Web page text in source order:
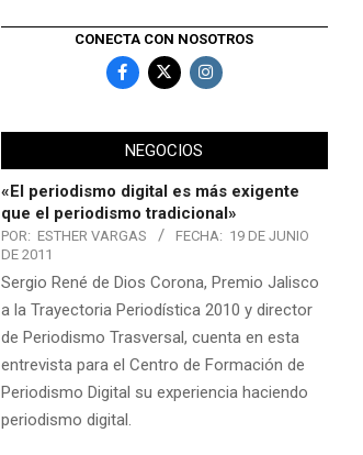
CONECTA CON NOSOTROS
NEGOCIOS
«El periodismo digital es más exigente
que el periodismo tradicional»
POR: ESTHER VARGAS FECHA: 19 DE JUNIO
DE 2011
Sergio René de Dios Corona, Premio Jalisco
a la Trayectoria Periodística 2010 y director
de Periodismo Trasversal, cuenta en esta
entrevista para el Centro de Formación de
Periodismo Digital su experiencia haciendo
periodismo digital.